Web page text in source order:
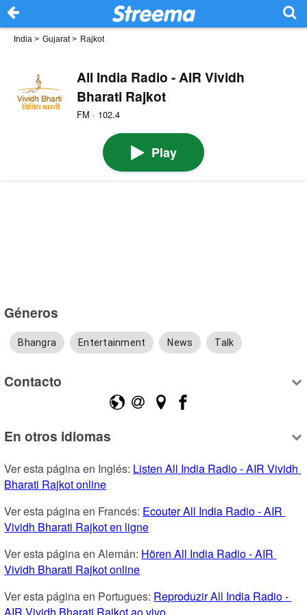
India > Gujarat> Rajkot
All India Radio - AIR Vividh
Bharati Rajkot
FM · 102.4
Play
Géneros
Bhangra Entertainment News Talk
Contacto
En otros idiomas
Ver esta página en Inglés: Listen All India Radio - AIR Vividh
Bharati Rajkot online
Ver esta página en Francés: Ecouter All India Radio - AIR
Vividh Bharati Rajkot en ligne
Ver esta página en Alemán: Hören All India Radio - AIR
Vividh Bharati Rajkot online
Ver esta página en Portugues: Reproduzir All India Radio -
AIR Vividh Bharati Rajkot ao vivo